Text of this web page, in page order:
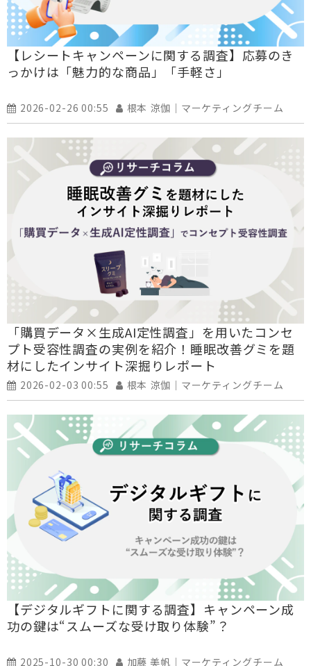
【レシートキャンペーンに関する調査】応募のき
っかけは「魅力的な商品」「手軽さ」
2026-02-26 00:55 根本 涼伽｜マーケティングチーム
「購買データ×生成AI定性調査」を用いたコンセ
プト受容性調査の実例を紹介！睡眠改善グミを題
材にしたインサイト深掘りレポート
2026-02-03 00:55 根本 涼伽｜マーケティングチーム
【デジタルギフトに関する調査】キャンペーン成
功の鍵は“スムーズな受け取り体験”？
2025-10-30 00:30 加藤 美帆｜マーケティングチーム